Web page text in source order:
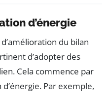
d’énergie
du bilan
d’adopter des
Cela commence par
Par exemple,